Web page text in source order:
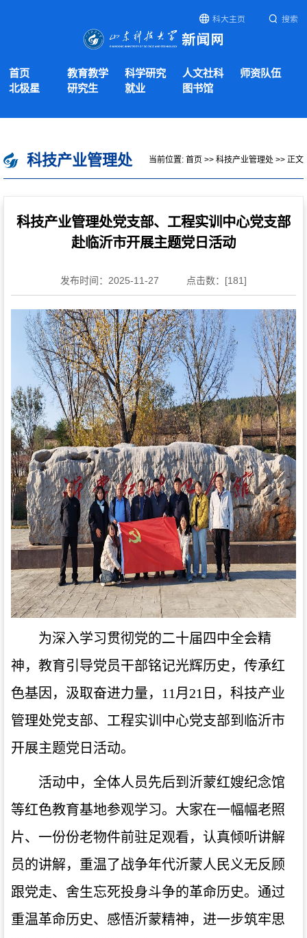
科大主页 搜索
首页 教育教学 科学研究 人文社科
师资队伍
北极星
研究生 就业 图书馆
科技产业管理处 当前位置: 首页 >> 科技产业管理处 >> 正文
科技产业管理处党支部、工程实训中心党支部
赴临沂市开展主题党日活动
发布时间：2025-11-27 点击数：[181]
为深入学习贯彻党的二十届四中全会精
神，教育引导党员干部铭记光辉历史，传承红
色基因，汲取奋进力量，11月21日，科技产业
管理处党支部、工程实训中心党支部到临沂市
开展主题党日活动。
活动中，全体人员先后到沂蒙红嫂纪念馆
等红色教育基地参观学习。大家在一幅幅老照
片、一份份老物件前驻足观看，认真倾听讲解
员的讲解，重温了战争年代沂蒙人民义无反顾
跟党走、舍生忘死投身斗争的革命历史。通过
重温革命历史、感悟沂蒙精神，进一步筑牢思